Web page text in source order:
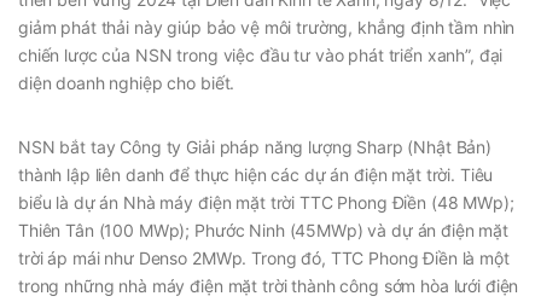
giảm phát thải này giúp bảo vệ môi trường, khẳng định tầm nhìn
chiến lược của NSN trong việc đầu tư vào phát triển xanh”, đại
diện doanh nghiệp cho biết.
NSN bắt tay Công ty Giải pháp năng lượng Sharp (Nhật Bản)
thành lập liên danh để thực hiện các dự án điện mặt trời. Tiêu
biểu là dự án Nhà máy điện mặt trời TTC Phong Điền (48 MWp);
Thiên Tân (100 MWp); Phước Ninh (45MWp) và dự án điện mặt
trời áp mái như Denso 2MWp. Trong đó, TTC Phong Điền là một
trong những nhà máy điện mặt trời thành công sớm hòa lưới điện